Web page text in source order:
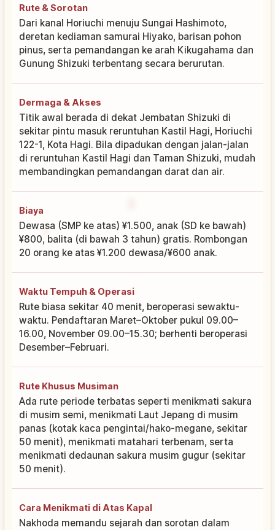
Rute & Sorotan
Dari kanal Horiuchi menuju Sungai Hashimoto,
deretan kediaman samurai Hiyako, barisan pohon
pinus, serta pemandangan ke arah Kikugahama dan
Gunung Shizuki terbentang secara berurutan.
Dermaga & Akses
Titik awal berada di dekat Jembatan Shizuki di
sekitar pintu masuk reruntuhan Kastil Hagi, Horiuchi
122-1, Kota Hagi. Bila dipadukan dengan jalan-jalan
di reruntuhan Kastil Hagi dan Taman Shizuki, mudah
membandingkan pemandangan darat dan air.
Biaya
Dewasa (SMP ke atas) ¥1.500, anak (SD ke bawah)
¥800, balita (di bawah 3 tahun) gratis. Rombongan
20 orang ke atas ¥1.200 dewasa/¥600 anak.
Waktu Tempuh & Operasi
Rute biasa sekitar 40 menit, beroperasi sewaktu-
waktu. Pendaftaran Maret–Oktober pukul 09.00–
16.00, November 09.00–15.30; berhenti beroperasi
Desember–Februari.
Rute Khusus Musiman
Ada rute periode terbatas seperti menikmati sakura
di musim semi, menikmati Laut Jepang di musim
panas (kotak kaca pengintai/hako-megane, sekitar
50 menit), menikmati matahari terbenam, serta
menikmati dedaunan sakura musim gugur (sekitar
50 menit).
Cara Menikmati di Atas Kapal
Nakhoda memandu sejarah dan sorotan dalam